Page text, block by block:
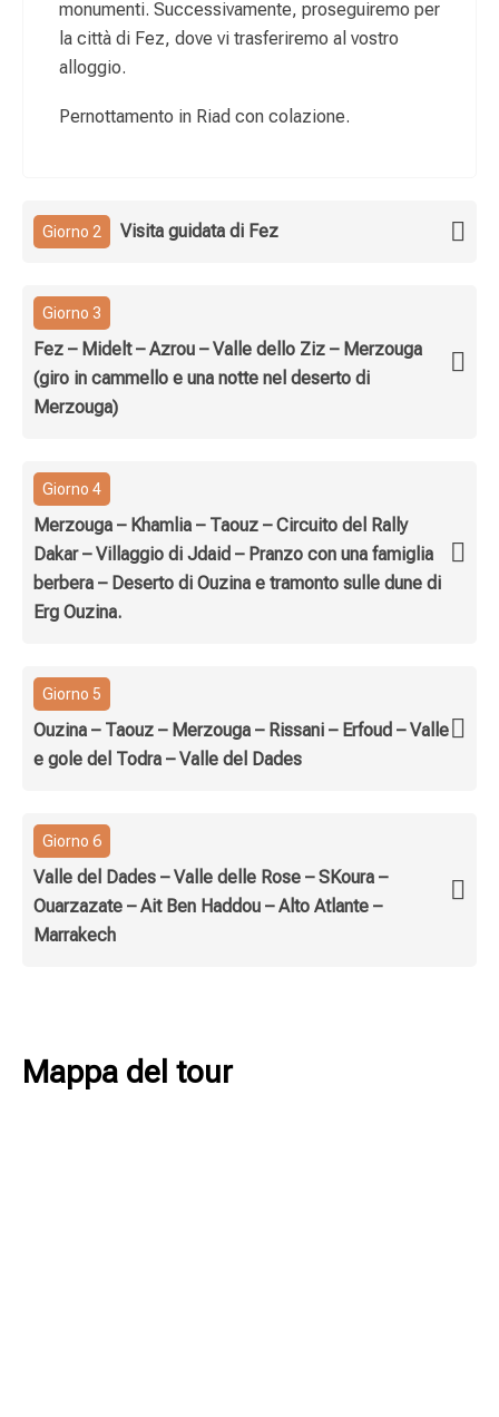
monumenti. Successivamente, proseguiremo per
la città di Fez, dove vi trasferiremo al vostro
alloggio.
Pernottamento in Riad con colazione.
Giorno 2 Visita guidata di Fez
Giorno 3
Fez – Midelt – Azrou – Valle dello Ziz – Merzouga
(giro in cammello e una notte nel deserto di
Merzouga)
Giorno 4
Merzouga – Khamlia – Taouz – Circuito del Rally
Dakar – Villaggio di Jdaid – Pranzo con una famiglia
berbera – Deserto di Ouzina e tramonto sulle dune di
Erg Ouzina.
Giorno 5
Ouzina – Taouz – Merzouga – Rissani – Erfoud – Valle
e gole del Todra – Valle del Dades
Giorno 6
Valle del Dades – Valle delle Rose – SKoura –
Ouarzazate – Ait Ben Haddou – Alto Atlante –
Marrakech
Mappa del tour